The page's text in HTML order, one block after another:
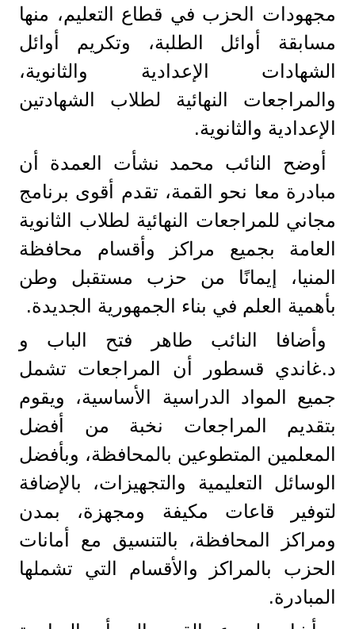
مجهودات الحزب في قطاع التعليم، منها
مسابقة أوائل الطلبة، وتكريم أوائل
الشهادات الإعدادية والثانوية،
والمراجعات النهائية لطلاب الشهادتين
الإعدادية والثانوية.
أوضح النائب محمد نشأت العمدة أن
مبادرة معا نحو القمة، تقدم أقوى برنامج
مجاني للمراجعات النهائية لطلاب الثانوية
العامة بجميع مراكز وأقسام محافظة
المنيا، إيمانًا من حزب مستقبل وطن
بأهمية العلم في بناء الجمهورية الجديدة.
وأضافا النائب طاهر فتح الباب و
د.غاندي قسطور أن المراجعات تشمل
جميع المواد الدراسية الأساسية، ويقوم
بتقديم المراجعات نخبة من أفضل
المعلمين المتطوعين بالمحافظة، وبأفضل
الوسائل التعليمية والتجهيزات، بالإضافة
لتوفير قاعات مكيفة ومجهزة، بمدن
ومراكز المحافظة، بالتنسيق مع أمانات
الحزب بالمراكز والأقسام التي تشملها
المبادرة.